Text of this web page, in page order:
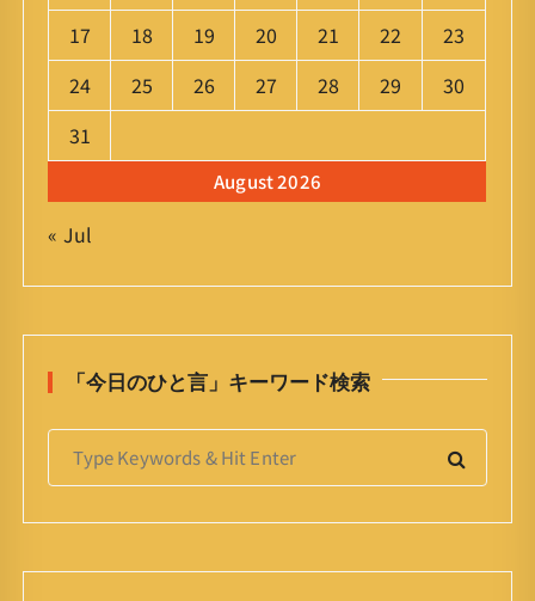
August 2026
17
18 19 20 21 22
23
24
25 26 27 28 29
30
31
« Jul
「今日のひと言」キーワード検索
S
r